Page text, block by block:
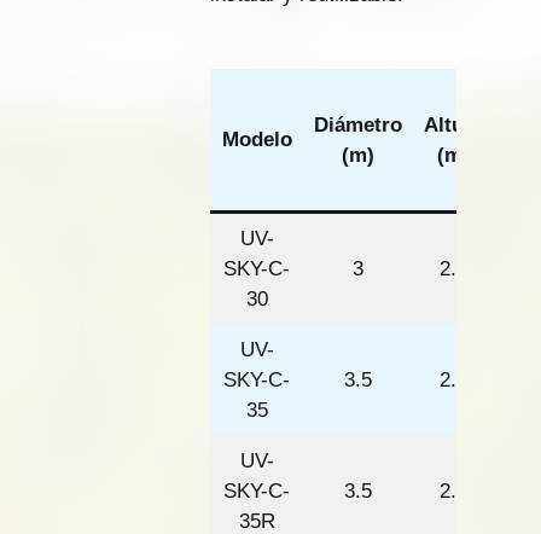
Modelo
Diámetro
(m)
Altura
(m)
UV-
SKY-C-
30
3 2.5
UV-
SKY-C-
35
3.5 2.8
UV-
SKY-C-
35R
3.5 2.5